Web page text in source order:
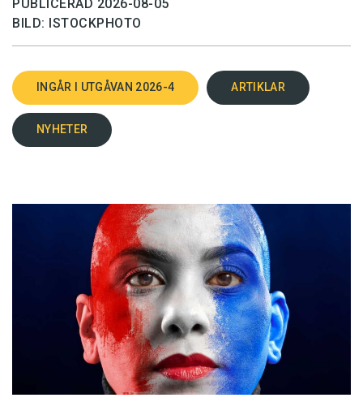
PUBLICERAD 2026-08-05
BILD: ISTOCKPHOTO
INGÅR I UTGÅVAN 2026-4 ARTIKLAR
NYHETER